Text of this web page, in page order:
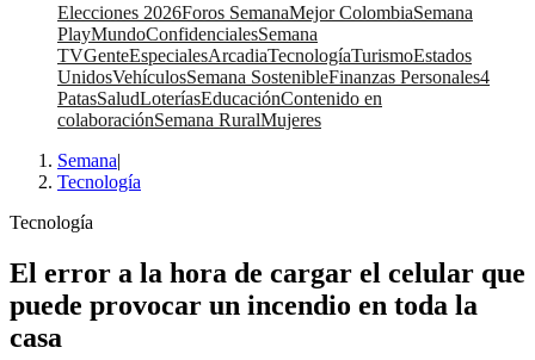
Elecciones 2026Foros SemanaMejor ColombiaSemana
PlayMundoConfidencialesSemana
TVGenteEspecialesArcadiaTecnologíaTurismoEstados
UnidosVehículosSemana SostenibleFinanzas Personales4
PatasSaludLoteríasEducaciónContenido en
colaboraciónSemana RuralMujeres
Semana|
Tecnología
Tecnología
El error a la hora de cargar el celular que
puede provocar un incendio en toda la
casa